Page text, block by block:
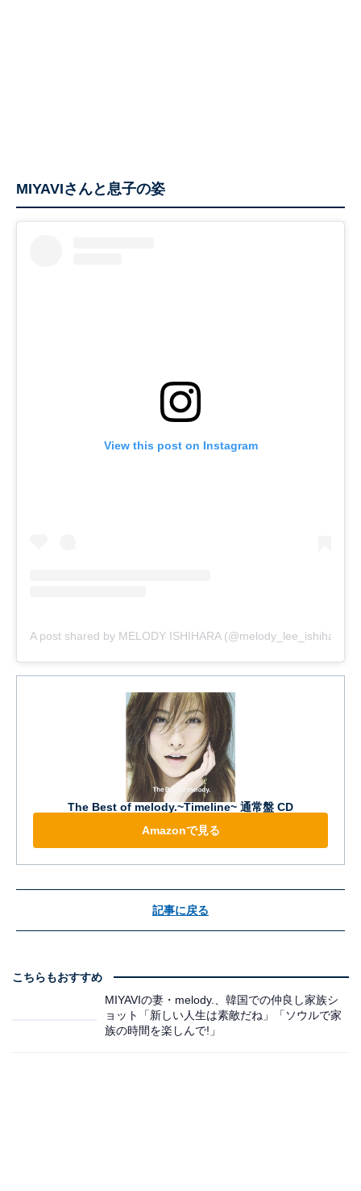
MIYAVIさんと息子の姿
View this post on Instagram
A post shared by MELODY ISHIHARA (@melody_lee_ishihara)
The Best of melody.~Timeline~ 通常盤 CD
Amazonで見る
記事に戻る
こちらもおすすめ
MIYAVIの妻・melody.、韓国での仲良し家族シ
ョット「新しい人生は素敵だね」「ソウルで家
族の時間を楽しんで!」